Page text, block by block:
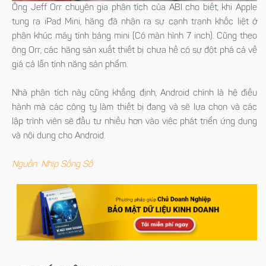
Ông Jeff Orr chuyên gia phân tích của ABI cho biết, khi Apple
tung ra iPad Mini, hãng đã nhận ra sự cạnh tranh khốc liệt ở
phân khúc máy tính bảng mini (Có màn hình 7 inch). Cũng theo
ông Orr, các hãng sản xuất thiết bị chưa hề có sự đột phá cả về
giá cả lẫn tính năng sản phẩm.
Nhà phân tích này cũng khẳng định, Android chính là hệ điều
hành mà các công ty làm thiết bị đang và sẽ lựa chọn và các
lập trình viên sẽ đầu tư nhiều hơn vào việc phát triển ứng dụng
và nội dung cho Android.
Nguồn: Nhịp Sống Số